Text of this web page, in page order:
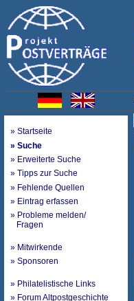
» Startseite
» Suche
» Erweiterte Suche
» Tipps zur Suche
» Fehlende Quellen
» Eintrag erfassen
» Probleme melden/
Fragen
» Mitwirkende
» Sponsoren
» Philatelistische Links
» Forum Altpostgeschichte